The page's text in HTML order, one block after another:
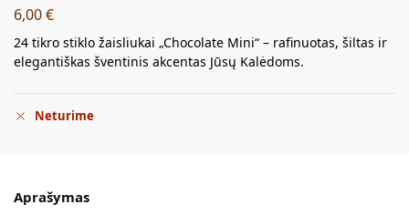
6,00€
24 tikro stiklo žaisliukai „Chocolate Mini“ – rafinuotas, šiltas ir
elegantiškas šventinis akcentas Jūsų Kalėdoms.
Neturime
Aprašymas